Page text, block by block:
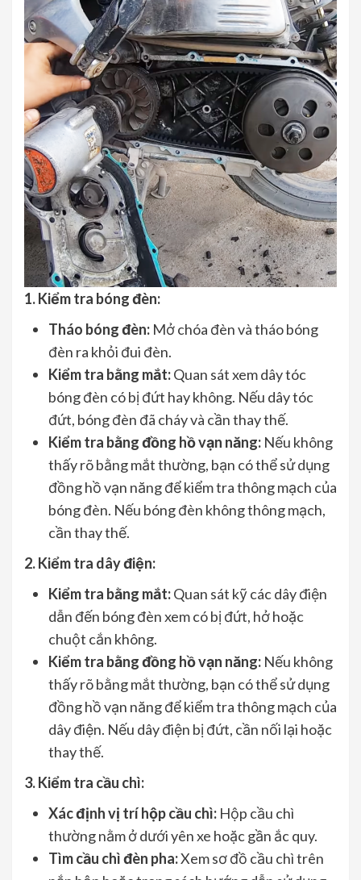
1. Kiểm tra bóng đèn:
Tháo bóng đèn: Mở chóa đèn và tháo bóng
đèn ra khỏi đui đèn.
Kiểm tra bằng mắt:Quan sát xem dây tóc
bóng đèn có bị đứt hay không. Nếu dây tóc
đứt, bóng đèn đã cháy và cần thay thế.
Kiểm tra bằng đồng hồ vạn năng: Nếu không
thấy rõ bằng mắt thường, bạn có thể sử dụng
đồng hồ vạn năng để kiểm tra thông mạch của
bóng đèn. Nếu bóng đèn không thông mạch,
cần thay thế.
2. Kiểm tra dây điện:
Kiểm tra bằng mắt:Quan sát kỹ các dây điện
dẫn đến bóng đèn xem có bị đứt, hở hoặc
chuột cắn không.
Kiểm tra bằng đồng hồ vạn năng: Nếu không
thấy rõ bằng mắt thường, bạn có thể sử dụng
đồng hồ vạn năng để kiểm tra thông mạch của
dây điện. Nếu dây điện bị đứt, cần nối lại hoặc
thay thế.
3. Kiểm tra cầu chì:
Xác định vị trí hộp cầu chì: Hộp cầu chì
thường nằm ở dưới yên xe hoặc gần ắc quy.
Tìm cầu chì đèn pha:Xem sơ đồ cầu chì trên